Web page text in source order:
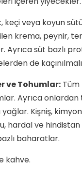
keçi veya koyun
krema, peynir,
Ayrıca süt bazlı
de
ve Tohumlar:
Ayrıca onlardan
yağlar. Kişniş,
hardal ve hindistan
baharatlar.
kahve.